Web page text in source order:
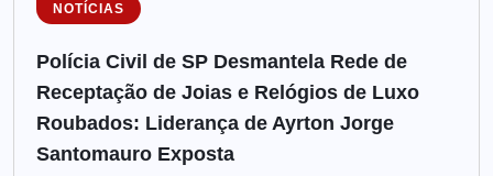
NOTÍCIAS
Polícia Civil de SP Desmantela Rede de
Receptação de Joias e Relógios de Luxo
Roubados: Liderança de Ayrton Jorge
Santomauro Exposta